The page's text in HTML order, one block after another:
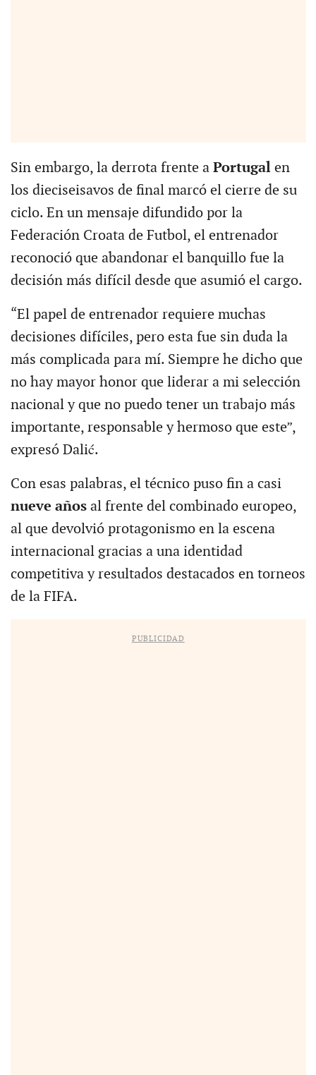
Sin embargo, la derrota frente a Portugalen
los dieciseisavos de final marcó el cierre de su
ciclo. En un mensaje difundido por la
Federación Croata de Futbol, el entrenador
reconoció que abandonar el banquillo fue la
decisión más difícil desde que asumió el cargo.
“El papel de entrenador requiere muchas
decisiones difíciles, pero esta fue sin duda la
más complicada para mí. Siempre he dicho que
no hay mayor honor que liderar a mi selección
nacional y que no puedo tener un trabajo más
importante, responsable y hermoso que este”,
expresó Dalić.
Con esas palabras, el técnico puso fin a casi
nueve añosal frente del combinado europeo,
al que devolvió protagonismo en la escena
internacional gracias a una identidad
competitiva y resultados destacados en torneos
de la FIFA.
PUBLICIDAD